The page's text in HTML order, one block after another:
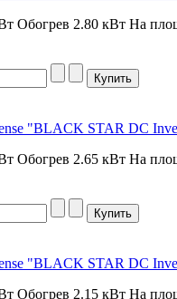
Обогрев 2.80 кВт На
"BLACK STAR DC
Обогрев 2.65 кВт На
"BLACK STAR DC
Обогрев 2.15 кВт На